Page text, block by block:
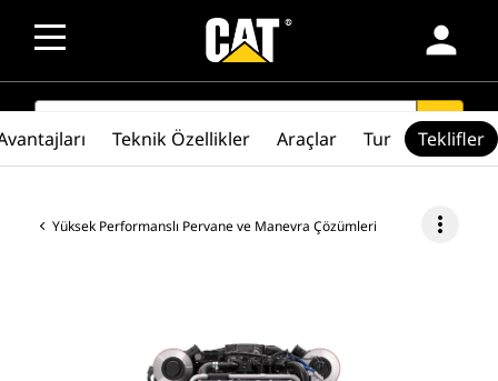
person
SEARCH search
Yüksek Performanslı Pervane ve Manevra Çözümleri more_vert
Teknik Özellikler Araçlar Tur Teklifler